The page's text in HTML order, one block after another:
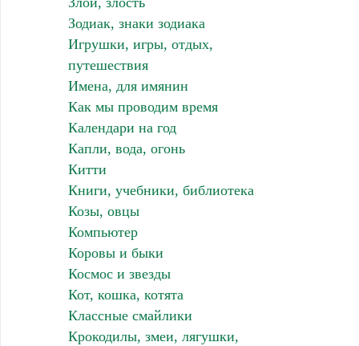
Зодиак, знаки зодиака
Игрушки, игры, отдых,
путешествия
Имена, для имянин
Как мы проводим время
Календари на год
Капли, вода, огонь
Китти
Книги, учебники, библиотека
Козы, овцы
Компьютер
Коровы и быки
Космос и звезды
Кот, кошка, котята
Классные смайлики
Крокодилы, змеи, лягушки,